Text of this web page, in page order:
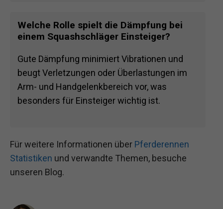
Welche Rolle spielt die Dämpfung bei
einem Squashschläger Einsteiger?
Gute Dämpfung minimiert Vibrationen und
beugt Verletzungen oder Überlastungen im
Arm- und Handgelenkbereich vor, was
besonders für Einsteiger wichtig ist.
Für weitere Informationen über Pferderennen
Statistiken und verwandte Themen, besuche
unseren Blog.